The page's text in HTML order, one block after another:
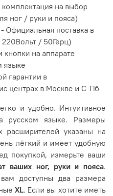
на выбор
ног / руки и пояса)
Официальная поставка в
/ 50Герц)
кнопки на аппарате
языке
гарантии в
центрах в Москве и С-Пб
и удобно. Интуитивное
русском языке. Размеры
расширителей указаны на
лёгкий и имеет удобную
покупкой, измерьте ваши
ваших ног, руки и пояса.
доступны два размера
XL. Если вы хотите иметь